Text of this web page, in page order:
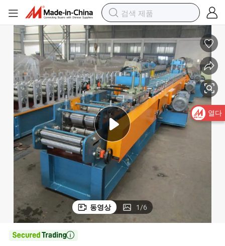
동영상 1/6

열다